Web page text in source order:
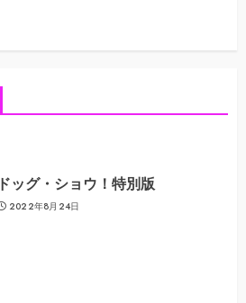
ドッグ・ショウ！特別版
2022年8月24日